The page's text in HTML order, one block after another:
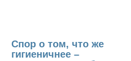
Спор о том, что же
гигиеничнее –